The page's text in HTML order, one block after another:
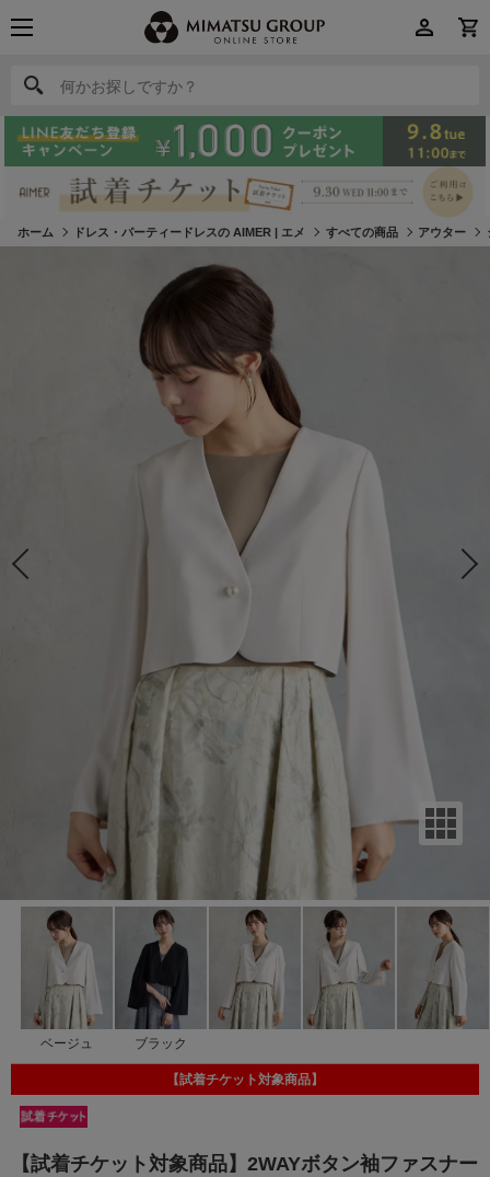
何かお探しですか？
何かお探しですか？
ホーム ドレス・パーティードレスの AIMER | エメ すべての商品 アウター
ベージュ ブラック
【試着チケット対象商品】2WAYボタン袖ファスナー
【試着チケット対象商品】